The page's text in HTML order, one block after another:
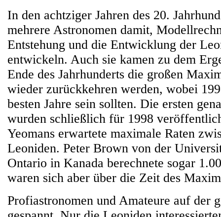
In den achtziger Jahren des 20.
mehrere Astronomen damit,
Entstehung und die Entwicklung der
entwickeln. Auch sie kamen zu dem
Ende des Jahrhunderts die großen
wieder zurückkehren werden, wobei
besten Jahre sein sollten. Die ersten
wurden schließlich für 1998
Yeomans erwartete maximale Raten
Leoniden. Peter Brown von der
Ontario in Kanada berechnete sogar
waren sich aber über die Zeit des
Profiastronomen und Amateure auf der